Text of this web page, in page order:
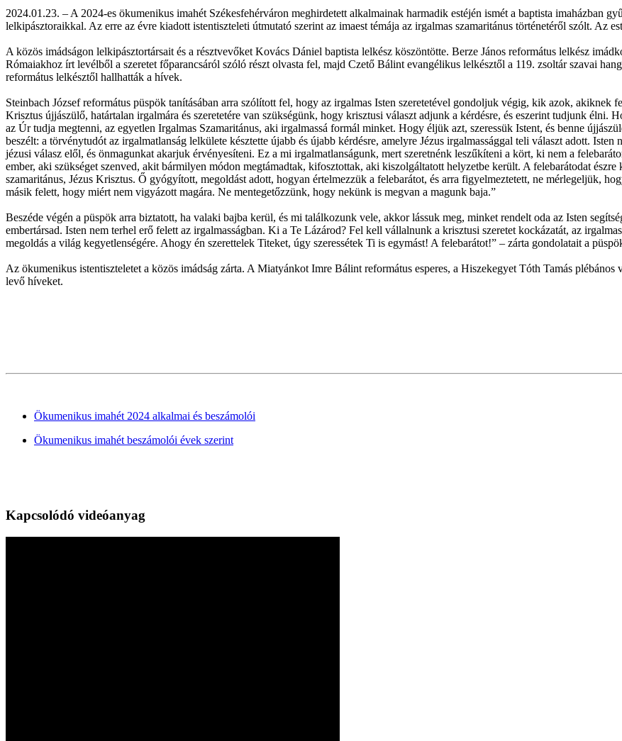
2024.01.23. – A 2024-es ökumenikus imahét Székesfehérváron meghirdetett alkalmainak harmadik estéjén ismét a baptista imaházban
lelkipásztoraikkal. Az erre az évre kiadott istentiszteleti útmutató szerint az imaest témája az irgalmas szamaritánus történetéről szólt. Az
A közös imádságon lelkipásztortársait és a résztvevőket Kovács Dániel baptista lelkész köszöntötte. Berze János református lelkész
Rómaiakhoz írt levélből a szeretet főparancsáról szóló részt olvasta fel, majd Czető Bálint evangélikus lelkésztől a 119. zsoltár szavai
református lelkésztől hallhatták a hívek.
Steinbach József református püspök tanításában arra szólított fel, hogy az irgalmas Isten szeretetével gondoljuk végig, kik azok, akiknek
Krisztus újjászülő, határtalan irgalmára és szeretetére van szükségünk, hogy krisztusi választ adjunk a kérdésre, és eszerint tudjunk élni.
az Úr tudja megtenni, az egyetlen Irgalmas Szamaritánus, aki irgalmassá formál minket. Hogy éljük azt, szeressük Istent, és benne
beszélt: a törvénytudót az irgalmatlanság lelkülete késztette újabb és újabb kérdésre, amelyre Jézus irgalmassággal teli választ adott.
jézusi válasz elől, és önmagunkat akarjuk érvényesíteni. Ez a mi irgalmatlanságunk, mert szeretnénk leszűkíteni a kört, ki nem a
ember, aki szükséget szenved, akit bármilyen módon megtámadtak, kifosztottak, aki kiszolgáltatott helyzetbe került. A felebarátodat
szamaritánus, Jézus Krisztus. Ő gyógyított, megoldást adott, hogyan értelmezzük a felebarátot, és arra figyelmeztetett, ne mérlegeljük,
másik felett, hogy miért nem vigyázott magára. Ne mentegetőzzünk, hogy nekünk is megvan a magunk baja.”
Beszéde végén a püspök arra biztatott, ha valaki bajba kerül, és mi találkozunk vele, akkor lássuk meg, minket rendelt oda az Isten
embertársad. Isten nem terhel erő felett az irgalmasságban. Ki a Te Lázárod? Fel kell vállalnunk a krisztusi szeretet kockázatát, az
megoldás a világ kegyetlenségére. Ahogy én szerettelek Titeket, úgy szeressétek Ti is egymást! A felebarátot!” – zárta gondolatait a
Az ökumenikus istentiszteletet a közös imádság zárta. A Miatyánkot Imre Bálint református esperes, a Hiszekegyet Tóth Tamás
levő híveket.
Ökumenikus imahét 2024 alkalmai és beszámolói
Ökumenikus imahét beszámolói évek szerint
Kapcsolódó videóanyag